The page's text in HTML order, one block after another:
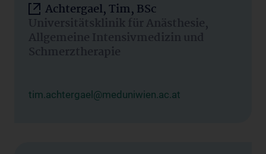
Achtergael, Tim, BSc
Universitätsklinik für Anästhesie,
Allgemeine Intensivmedizin und
Schmerztherapie
tim.achtergael@meduniwien.ac.at